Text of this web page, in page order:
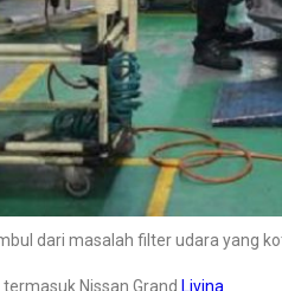
dari masalah filter udara yang
Nissan Grand Livina